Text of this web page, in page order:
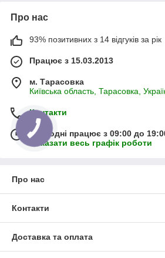
Про нас
93% позитивних з 14 відгуків за рік
Працює з 15.03.2013
м. Тарасовка
Київська область, Тарасовка,
Контакти
Сьогодні працює з 09:00 до
Показати весь графік роботи
Про нас
Контакти
Доставка та оплата